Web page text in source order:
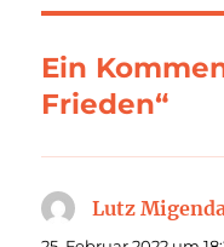
Ein
Frieden“
Lutz